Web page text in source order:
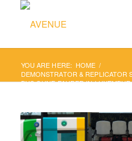
YOU ARE HERE: HOME /
DEMONSTRATOR & REPLICATOR
BUS OHNE FAHRER IN